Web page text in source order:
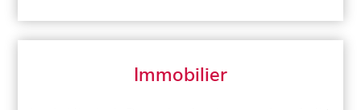
Immobilier